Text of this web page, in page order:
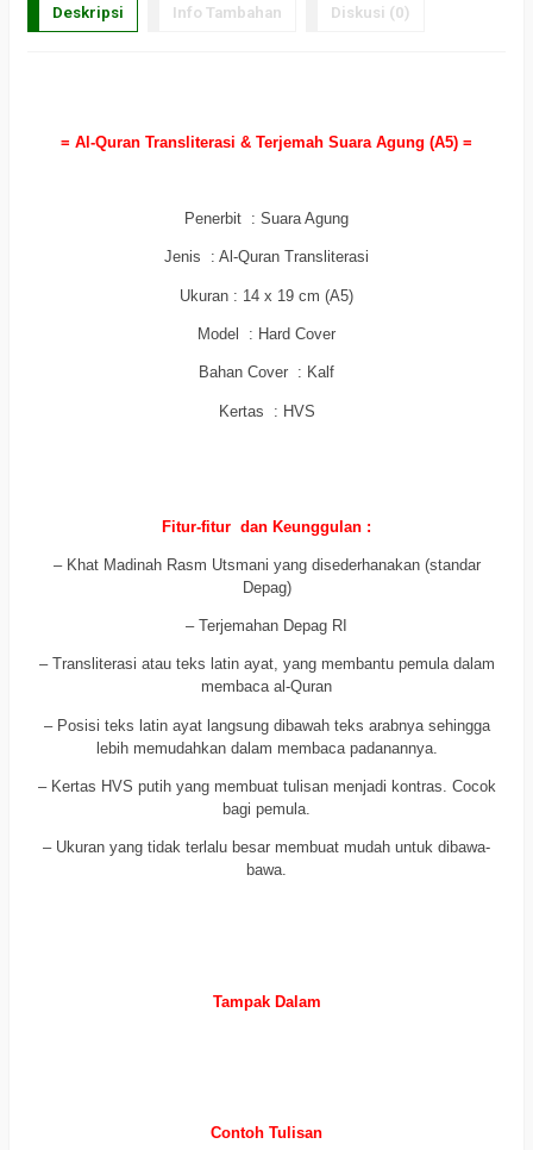
Deskripsi Info Tambahan Diskusi (0)
= Al-Quran Transliterasi & Terjemah Suara Agung (A5) =
Penerbit : Suara Agung
Jenis : Al-Quran Transliterasi
Ukuran : 14 x 19 cm (A5)
Model : Hard Cover
Bahan Cover : Kalf
Kertas : HVS
Fitur-fitur dan Keunggulan :
– Khat Madinah Rasm Utsmani yang disederhanakan (standar
Depag)
– Terjemahan Depag RI
– Transliterasi atau teks latin ayat, yang membantu pemula dalam
membaca al-Quran
– Posisi teks latin ayat langsung dibawah teks arabnya sehingga
lebih memudahkan dalam membaca padanannya.
– Kertas HVS putih yang membuat tulisan menjadi kontras. Cocok
bagi pemula.
– Ukuran yang tidak terlalu besar membuat mudah untuk dibawa-
bawa.
Tampak Dalam
Contoh Tulisan